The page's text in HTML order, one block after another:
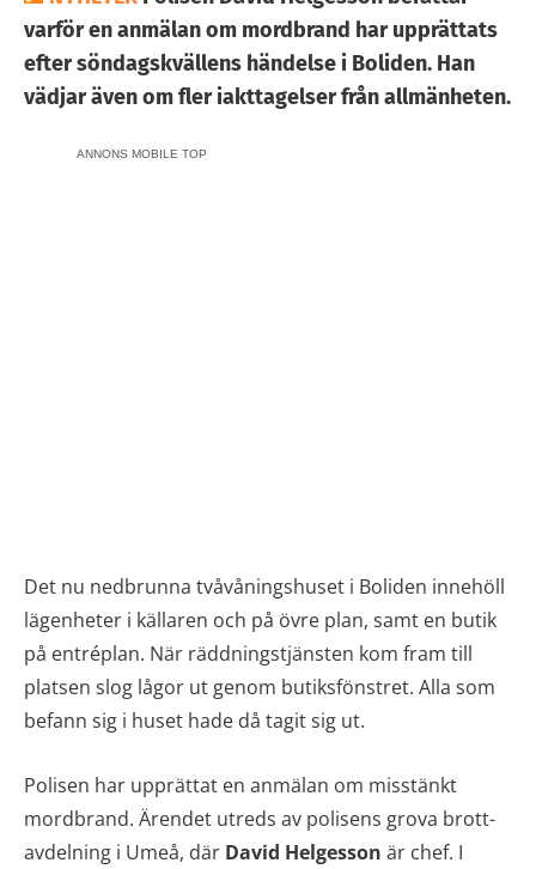
varför en anmälan om mordbrand har upprättats
efter söndagskvällens händelse i Boliden. Han
vädjar även om fler iakttagelser från allmänheten.
ANNONS MOBILE TOP
Det nu nedbrunna tvåvåningshuset i Boliden innehöll
lägenheter i källaren och på övre plan, samt en butik
på entréplan. När räddningstjänsten kom fram till
platsen slog lågor ut genom butiksfönstret. Alla som
befann sig i huset hade då tagit sig ut.
Polisen har upprättat en anmälan om misstänkt
mordbrand. Ärendet utreds av polisens grova brott-
avdelning i Umeå, där David Helgesson är chef. I